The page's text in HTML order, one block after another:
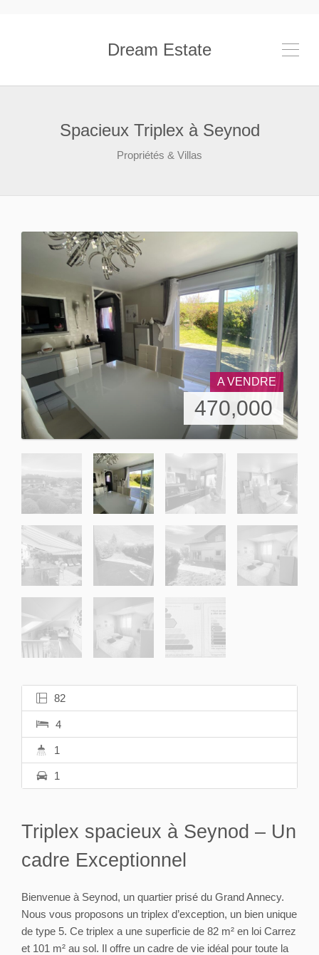
Dream Estate
Spacieux Triplex à Seynod
Propriétés & Villas
A VENDRE
470,000
82
4
1
1
Triplex spacieux à Seynod – Un
cadre Exceptionnel
Bienvenue à Seynod, un quartier prisé du Grand Annecy.
Nous vous proposons un triplex d’exception, un bien unique
de type 5. Ce triplex a une superficie de 82 m² en loi Carrez
et 101 m² au sol. Il offre un cadre de vie idéal pour toute la